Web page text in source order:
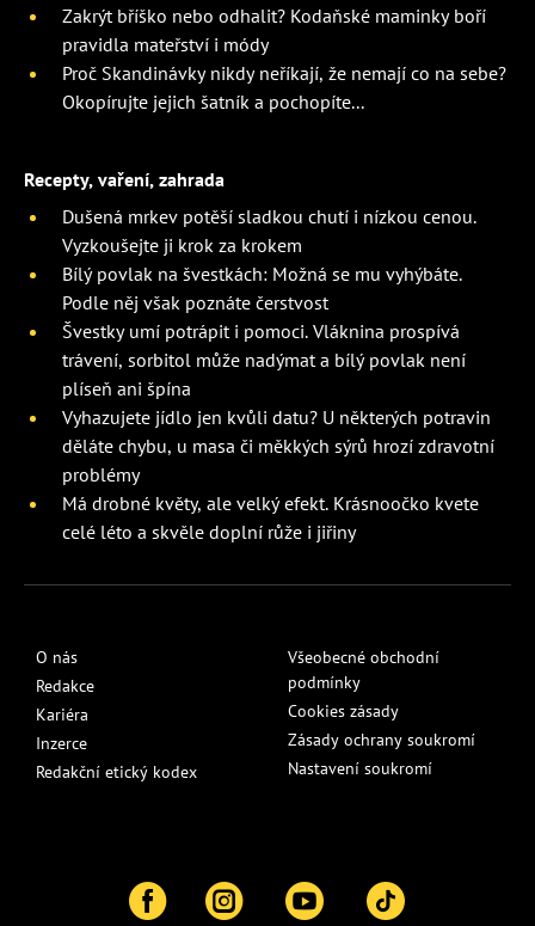
Zakrýt bříško nebo odhalit? Kodaňské maminky boří
pravidla mateřství i módy
Proč Skandinávky nikdy neříkají, že nemají co na sebe?
Okopírujte jejich šatník a pochopíte...
Recepty, vaření, zahrada
Dušená mrkev potěší sladkou chutí i nízkou cenou.
Vyzkoušejte ji krok za krokem
Bílý povlak na švestkách: Možná se mu vyhýbáte.
Podle něj však poznáte čerstvost
Švestky umí potrápit i pomoci. Vláknina prospívá
trávení, sorbitol může nadýmat a bílý povlak není
plíseň ani špína
Vyhazujete jídlo jen kvůli datu? U některých potravin
děláte chybu, u masa či měkkých sýrů hrozí zdravotní
problémy
Má drobné květy, ale velký efekt. Krásnoočko kvete
celé léto a skvěle doplní růže i jiřiny
O nás
Redakce
Kariéra
Inzerce
Redakční etický kodex
Všeobecné obchodní
podmínky
Cookies zásady
Zásady ochrany soukromí
Nastavení soukromí